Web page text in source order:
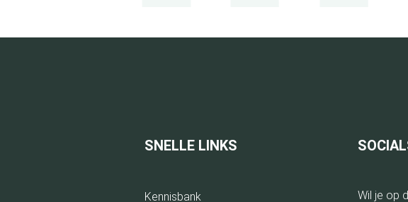
SNELLE LINKS
Kennisbank
Wil je op